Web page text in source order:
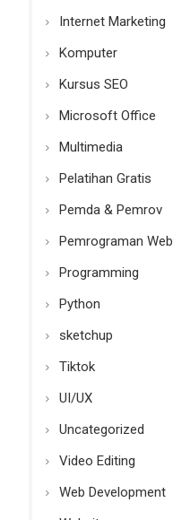
Internet Marketing
Komputer
Kursus SEO
Microsoft Office
Multimedia
Pelatihan Gratis
Pemda & Pemrov
Pemrograman Web
Programming
Python
sketchup
Tiktok
UI/UX
Uncategorized
Video Editing
Web Development